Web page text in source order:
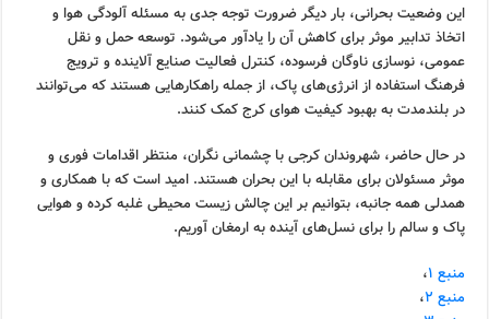
این وضعیت بحرانی، بار دیگر ضرورت توجه جدی به مسئله آلودگی هوا و
اتخاذ تدابیر موثر برای کاهش آن را یادآور می‌شود. توسعه حمل و نقل
عمومی، نوسازی ناوگان فرسوده، کنترل فعالیت صنایع آلاینده و ترویج
فرهنگ استفاده از انرژی‌های پاک، از جمله راهکارهایی هستند که می‌توانند
در بلندمدت به بهبود کیفیت هوای کرج کمک کنند.
در حال حاضر، شهروندان کرجی با چشمانی نگران، منتظر اقدامات فوری و
موثر مسئولان برای مقابله با این بحران هستند. امید است که با همکاری و
همدلی همه جانبه، بتوانیم بر این چالش زیست محیطی غلبه کرده و هوایی
پاک و سالم را برای نسل‌های آینده به ارمغان آوریم.
منبع ۱ ،
منبع ۲
،